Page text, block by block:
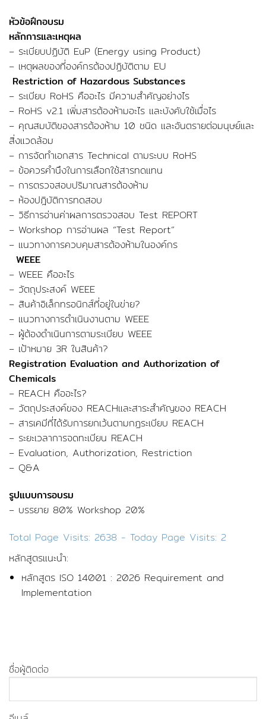
หัวข้อฝึกอบรม
หลักการและเหตุผล
– ระเบียบปฏิบัติ EuP (Energy using Product)
– เหตุผลของที่องค์กรต้องปฏิบัติตาม EU
Restriction of Hazardous Substances
– ระเบียบ RoHS คืออะไร มีความสำคัญอย่างไร
– RoHS v2.1 เพิ่มสารต้องห้ามอะไร และบังคับใช้เมื่อไร
– คุณสมบัติของสารต้องห้าม 10 ชนิด และอันตรายต่อมนุษย์และ
สิ่งแวดล้อม
– การจัดทำเอกสาร Technical ตามระบบ RoHS
– ข้อควรคำนึงในการเลือกใช้สารทดแทน
– การตรวจสอบปริมาณสารต้องห้าม
– ห้องปฎิบัติการทดสอบ
– วิธีการอ่านค่าผลการตรวจสอบ Test REPORT
– Workshop การอ่านผล “Test Report”
– แนวทางการควบคุมสารต้องห้ามในองค์กร
WEEE
– WEEE คืออะไร
– วัตถุประสงค์ WEEE
– สินค้าอิเล็กทรอนิกส์ที่อยู่ในข่าย?
– แนวทางการดำเนินงานตาม WEEE
– ผู้ต้องดำเนินการตามระเบียบ WEEE
– เป้าหมาย 3R ในสินค้า?
Registration Evaluation and Authorization of
Chemicals
– REACH คืออะไร?
– วัตถุประสงค์ของ REACHและสาระสำคัญของ REACH
– สารเคมีที่ได้รับการยกเว้นตามกฏระเบียบ REACH
– ระยะเวลาการจดทะเบียน REACH
– Evaluation, Authorization, Restriction
– Q&A
รูปแบบการอบรม
– บรรยาย 80% Workshop 20%
Total Page Visits: 2638 - Today Page Visits: 2
หลักสูตรแนะนำ:
หลักสูตร ISO 14001 : 2026 Requirement and
Implementation
ชื่อผู้ติดต่อ